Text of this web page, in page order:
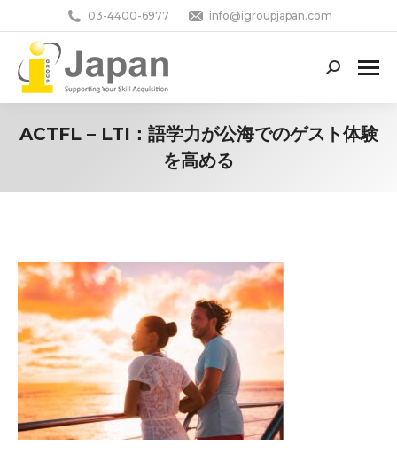
03-4400-6977 info@igroupjapan.com
Search:
ACTFL – LTI：語学力が公海でのゲスト体験
を高める